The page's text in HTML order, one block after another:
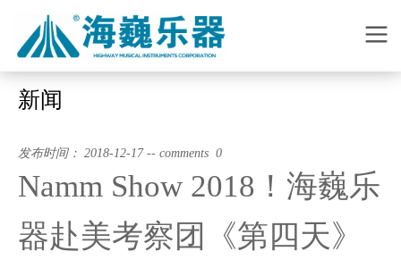
新闻
发布时间： 2018-12-17 -- comments 0
Namm Show 2018！海巍乐
器赴美考察团《第四天》